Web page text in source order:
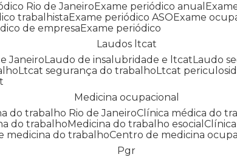
Rio de Janeiro Exame periódico anual
trabalhista Exame periódico ASO Exame
de empresa
Exame periódico
Laudos ltcat
Janeiro Laudo de insalubridade e ltcat Laudo
Ltcat segurança do trabalho Ltcat
Medicina ocupacional
do trabalho Rio de Janeiro Clínica médica do
do trabalho Medicina do trabalho esocial
medicina do trabalho Centro de medicina
Pgr